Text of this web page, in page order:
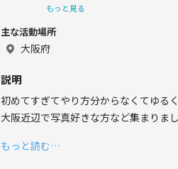
趣味→カフェ、STARTO、映画な
もっと見る
主な活動場所
大阪府
説明
初めてすぎてやり方分からなくてゆる
大阪近辺で写真好きな方など集まりま
もっと読む…